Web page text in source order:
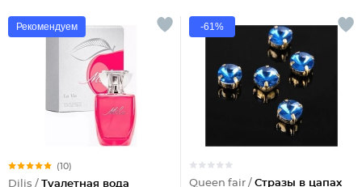
Рекомендуем
(10)
Dilis / Туалетная вода
-61%
Queen fair / Стразы в цапах